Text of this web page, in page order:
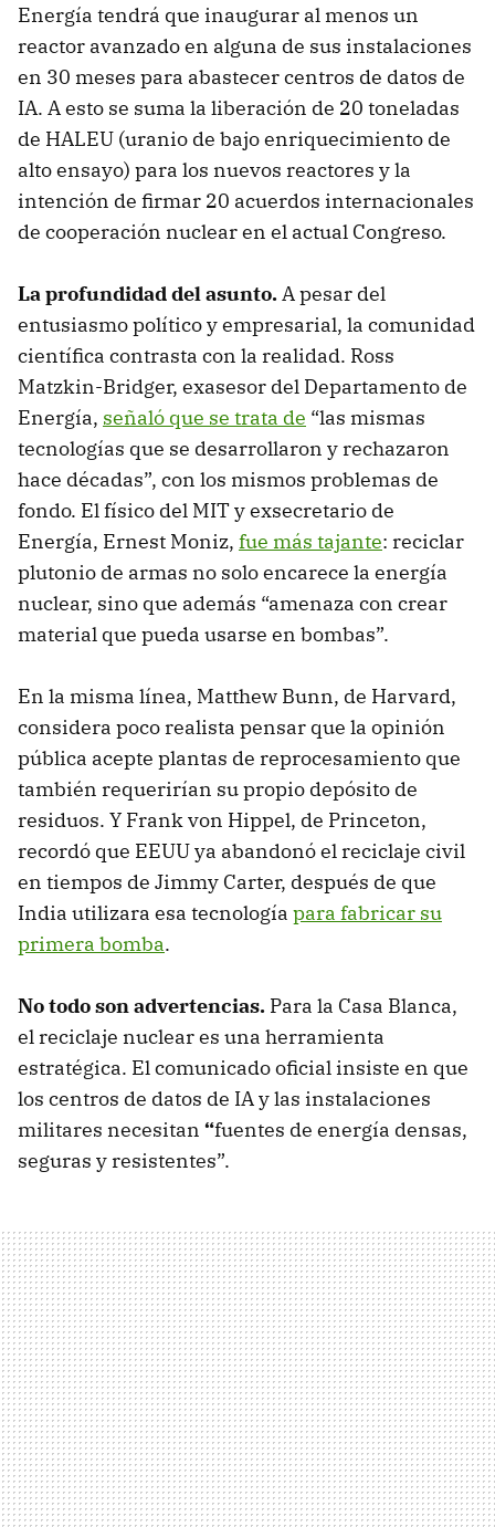
Energía tendrá que inaugurar al menos un
reactor avanzado en alguna de sus instalaciones
en 30 meses para abastecer centros de datos de
IA. A esto se suma la liberación de 20 toneladas
de HALEU (uranio de bajo enriquecimiento de
alto ensayo) para los nuevos reactores y la
intención de firmar 20 acuerdos internacionales
de cooperación nuclear en el actual Congreso.
La profundidad del asunto.A pesar del
entusiasmo político y empresarial, la comunidad
científica contrasta con la realidad. Ross
Matzkin-Bridger, exasesor del Departamento de
Energía, señaló que se trata de “las mismas
tecnologías que se desarrollaron y rechazaron
hace décadas”, con los mismos problemas de
fondo. El físico del MIT y exsecretario de
Energía, Ernest Moniz, fue más tajante: reciclar
plutonio de armas no solo encarece la energía
nuclear, sino que además “amenaza con crear
material que pueda usarse en bombas”.
En la misma línea, Matthew Bunn, de Harvard,
considera poco realista pensar que la opinión
pública acepte plantas de reprocesamiento que
también requerirían su propio depósito de
residuos. Y Frank von Hippel, de Princeton,
recordó que EEUU ya abandonó el reciclaje civil
en tiempos de Jimmy Carter, después de que
India utilizara esa tecnología para fabricar su
primera bomba.
No todo son advertencias. Para la Casa Blanca,
el reciclaje nuclear es una herramienta
estratégica. El comunicado oficial insiste en que
los centros de datos de IA y las instalaciones
militares necesitan “fuentes de energía densas,
seguras y resistentes”.